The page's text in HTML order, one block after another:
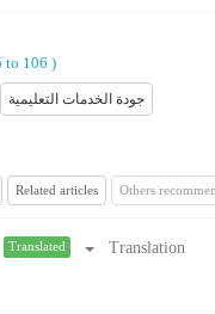
to 106 )
جودة الخدمات التعلیمیة
Related articles Others
Translated Translation